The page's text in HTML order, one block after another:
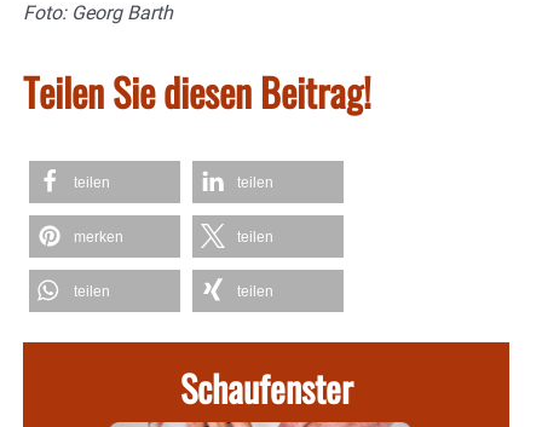
Foto: Georg Barth
Teilen Sie diesen Beitrag!
teilen teilen
merken teilen
teilen teilen
Schaufenster